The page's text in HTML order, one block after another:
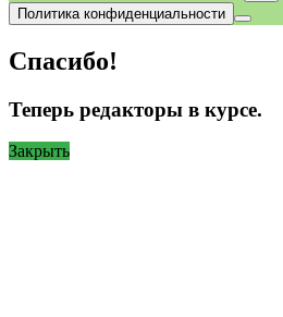
Политика конфиденциальности
Спасибо!
Теперь редакторы в курсе.
Закрыть